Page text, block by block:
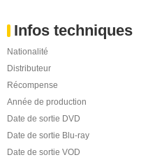
Infos techniques
Nationalité
Distributeur
Récompense
Année de production
Date de sortie DVD
Date de sortie Blu-ray
Date de sortie VOD